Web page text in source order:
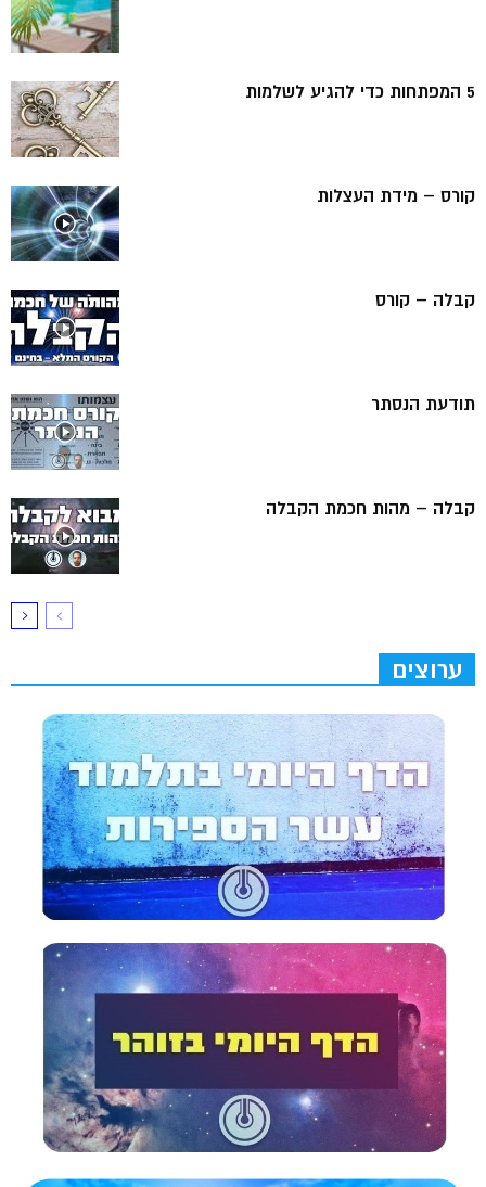
5 המפתחות כדי להגיע לשלמות
קורס – מידת העצלות
קבלה – קורס
תודעת הנסתר
קבלה – מהות חכמת הקבלה
ערוצים